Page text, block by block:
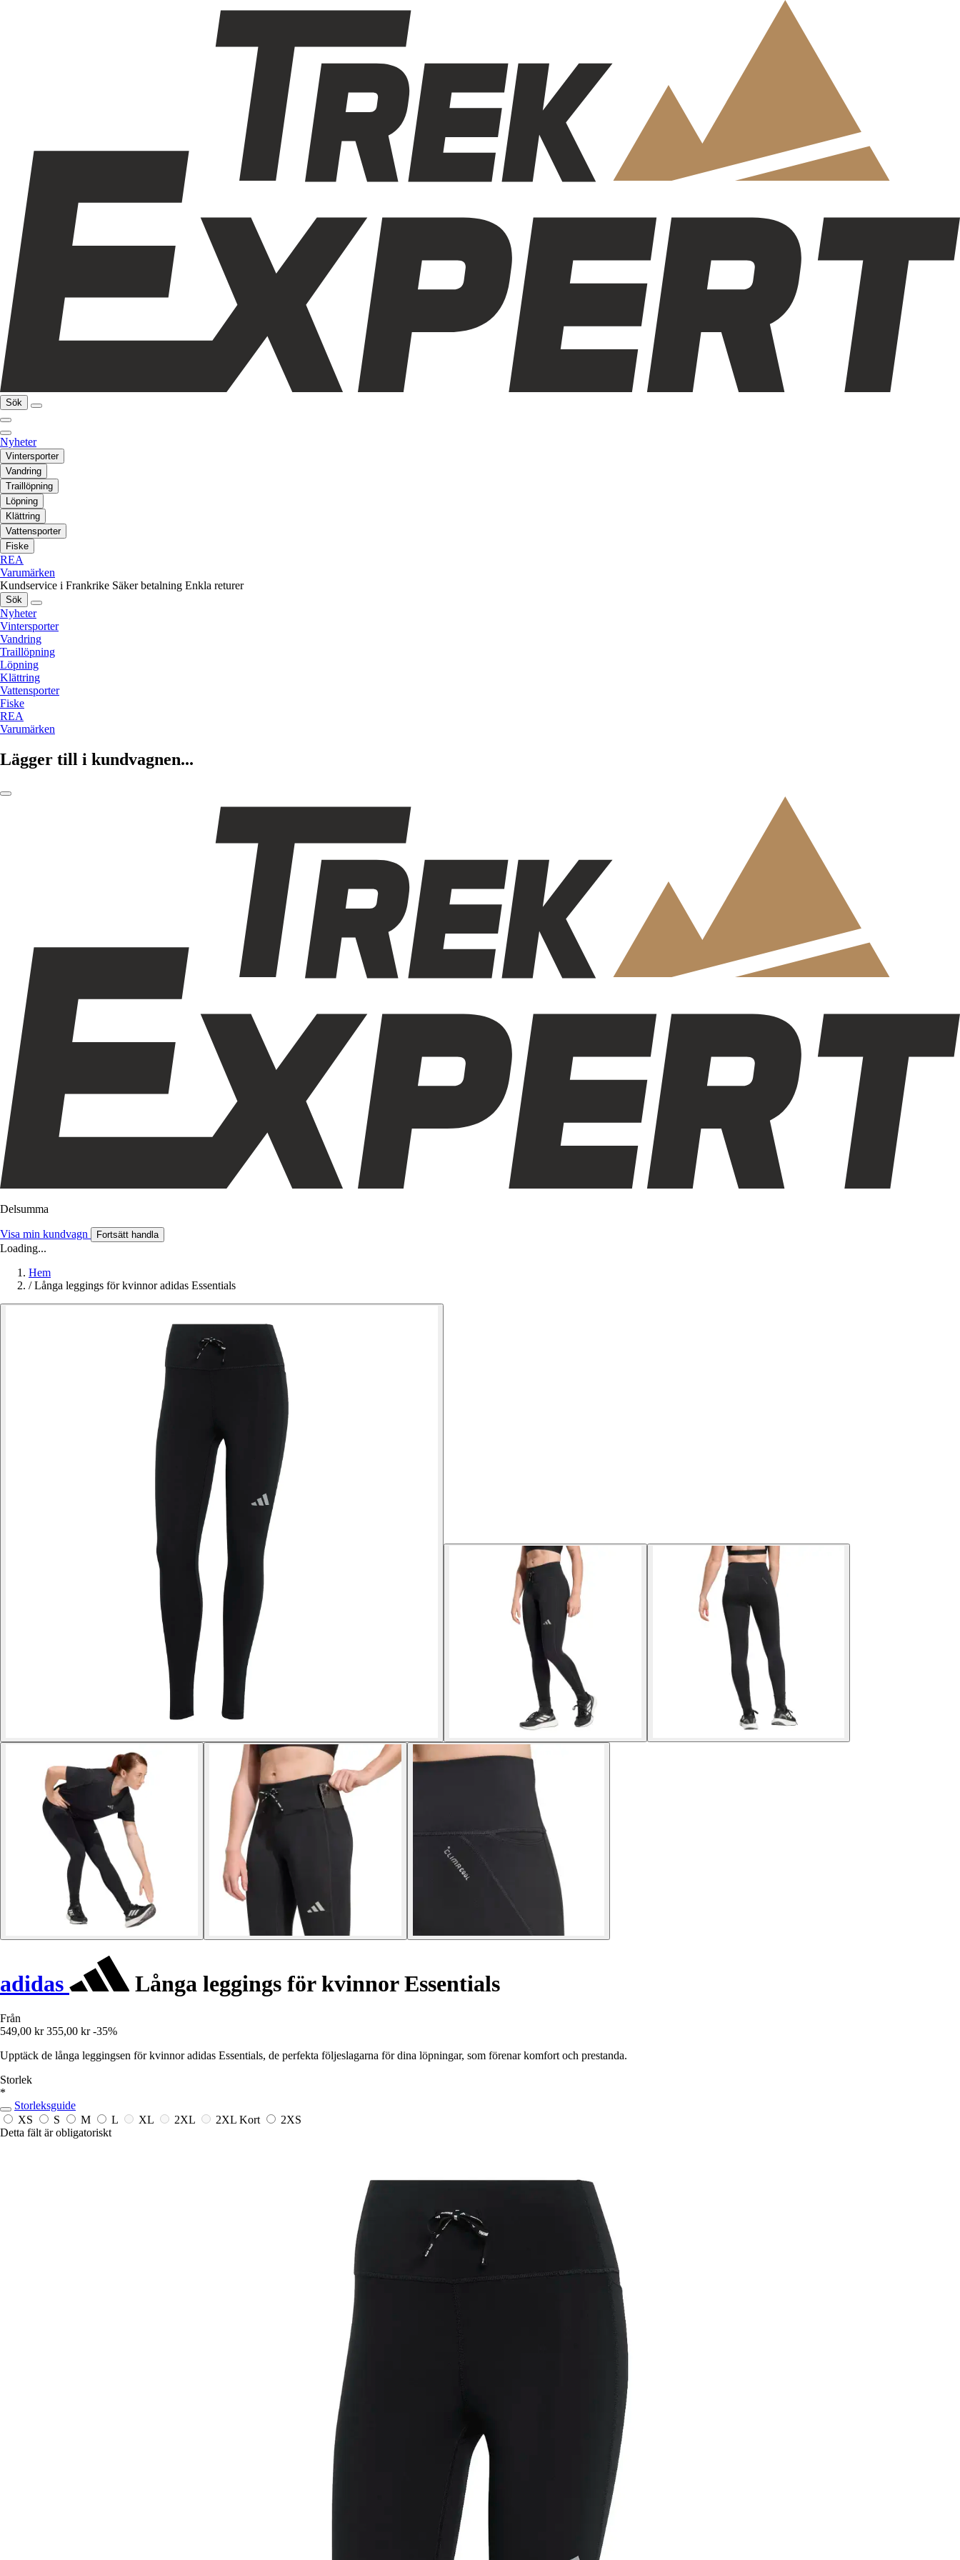
Sök
Nyheter
Vintersporter
Vandring
Traillöpning
Löpning
Klättring
Vattensporter
Fiske
REA
Varumärken
Kundservice i Frankrike Säker betalning Enkla returer
Sök
Nyheter
Vintersporter
Vandring
Traillöpning
Löpning
Klättring
Vattensporter
Fiske
REA
Varumärken
Lägger till i kundvagnen...
Delsumma
Visa min kundvagn Fortsätt handla
Loading...
Hem
/ Långa leggings för kvinnor adidas Essentials
adidas Långa leggings för kvinnor Essentials
Från
549,00 kr 355,00 kr -35%
Upptäck de långa leggingsen för kvinnor adidas Essentials, de perfekta följeslagarna för dina löpningar, som förenar komfort och prestanda.
Storlek
*
Storleksguide
XS
S M L XL 2XL 2XL Kort
2XS
Detta fält är obligatoriskt